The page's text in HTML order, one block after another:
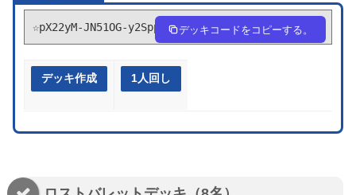
☆pX22yM-JN51OG-y2Sppp デッキコードをコピーする。
デッキ作成 1人回し